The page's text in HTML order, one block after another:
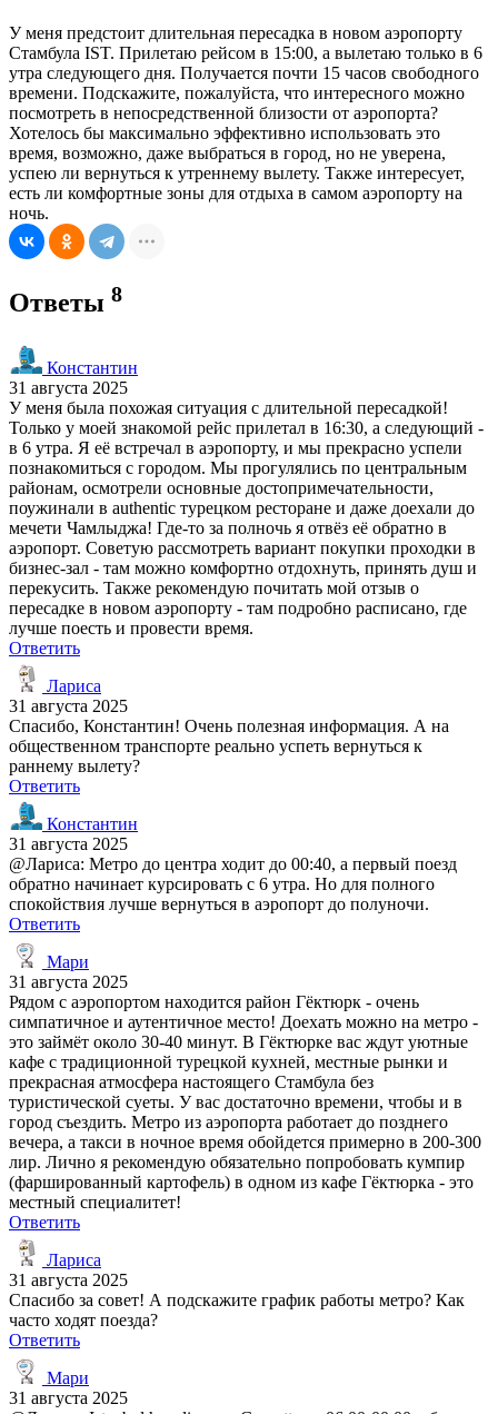
У меня предстоит длительная пересадка в новом аэропорту
Стамбула IST. Прилетаю рейсом в 15:00, а вылетаю только в 6
утра следующего дня. Получается почти 15 часов свободного
времени. Подскажите, пожалуйста, что интересного можно
посмотреть в непосредственной близости от аэропорта?
Хотелось бы максимально эффективно использовать это
время, возможно, даже выбраться в город, но не уверена,
успею ли вернуться к утреннему вылету. Также интересует,
есть ли комфортные зоны для отдыха в самом аэропорту на
ночь.
Ответы 8
Константин
31 августа 2025
У меня была похожая ситуация с длительной пересадкой!
Только у моей знакомой рейс прилетал в 16:30, а следующий -
в 6 утра. Я её встречал в аэропорту, и мы прекрасно успели
познакомиться с городом. Мы прогулялись по центральным
районам, осмотрели основные достопримечательности,
поужинали в authentic турецком ресторане и даже доехали до
мечети Чамлыджа! Где-то за полночь я отвёз её обратно в
аэропорт. Советую рассмотреть вариант покупки проходки в
бизнес-зал - там можно комфортно отдохнуть, принять душ и
перекусить. Также рекомендую почитать мой отзыв о
пересадке в новом аэропорту - там подробно расписано, где
лучше поесть и провести время.
Ответить
Лариса
31 августа 2025
Спасибо, Константин! Очень полезная информация. А на
общественном транспорте реально успеть вернуться к
раннему вылету?
Ответить
Константин
31 августа 2025
@Лариса: Метро до центра ходит до 00:40, а первый поезд
обратно начинает курсировать с 6 утра. Но для полного
спокойствия лучше вернуться в аэропорт до полуночи.
Ответить
Мари
31 августа 2025
Рядом с аэропортом находится район Гёктюрк - очень
симпатичное и аутентичное место! Доехать можно на метро -
это займёт около 30-40 минут. В Гёктюрке вас ждут уютные
кафе с традиционной турецкой кухней, местные рынки и
прекрасная атмосфера настоящего Стамбула без
туристической суеты. У вас достаточно времени, чтобы и в
город съездить. Метро из аэропорта работает до позднего
вечера, а такси в ночное время обойдется примерно в 200-300
лир. Лично я рекомендую обязательно попробовать кумпир
(фаршированный картофель) в одном из кафе Гёктюрка - это
местный специалитет!
Ответить
Лариса
31 августа 2025
Спасибо за совет! А подскажите график работы метро? Как
часто ходят поезда?
Ответить
Мари
31 августа 2025